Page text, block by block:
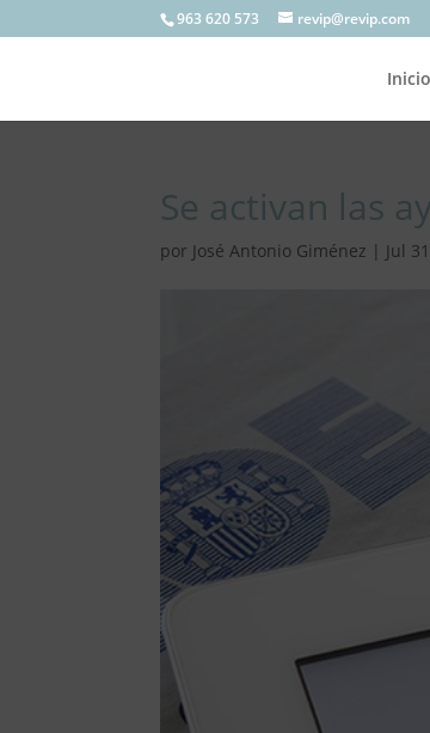
963 620 573 revip@revip.com
Inicio
Se activan las
por José Antonio Giménez | Jul